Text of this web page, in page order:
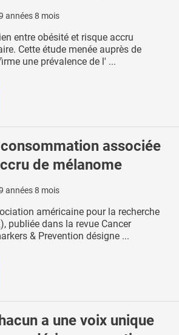
années 8 mois
entre obésité et risque accru
Cette étude menée auprès de
une prévalence de l' ...
consommation associée
de mélanome
années 8 mois
américaine pour la recherche
publiée dans la revue Cancer
& Prevention désigne ...
a une voix unique